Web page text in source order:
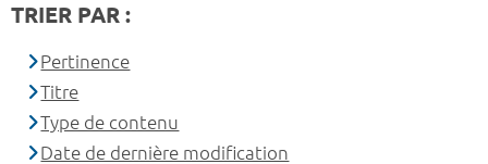
TRIER PAR :
Pertinence
Titre
Type de contenu
Date de dernière modification